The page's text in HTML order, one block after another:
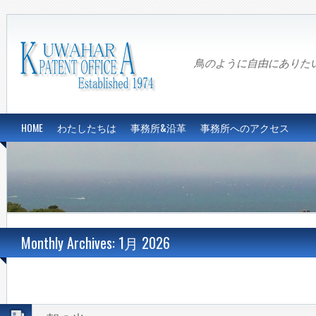
鳥のように自由にあり
HOME わたしたちは 事務所&沿革 事務所へのアクセス
Monthly Archives: 1月 2026